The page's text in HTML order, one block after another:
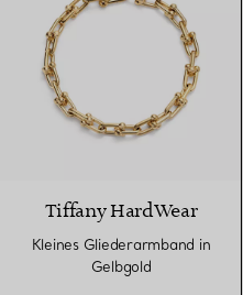
Tiffany HardWear
Kleines Gliederarmband in
Gelbgold